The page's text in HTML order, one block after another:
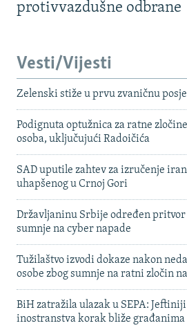
protivvazdušne odbrane
Vesti/Vijesti
Zelenski stiže u prvu zvaničnu
Podignuta optužnica za ratne
osoba, uključujući Radoičića
SAD uputile zahtev za izručenje
uhapšenog u Crnoj Gori
Državljaninu Srbije određen pritvor
sumnje na cyber napade
Tužilaštvo izvodi dokaze nakon
osobe zbog sumnje na ratni zločin
BiH zatražila ulazak u SEPA:
inostranstva korak bliže građanima